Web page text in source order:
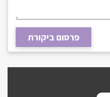
פרסום ביקורת